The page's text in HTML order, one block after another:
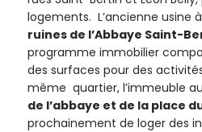
logements. L’ancienne usine
ruines de l’Abbaye Saint-
programme immobilier
des surfaces pour des
même quartier, l’immeuble
de l’abbaye et de la place
prochainement de loger des